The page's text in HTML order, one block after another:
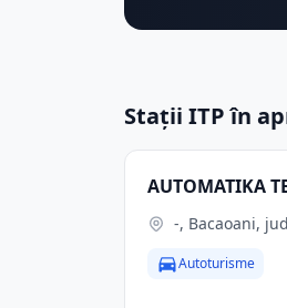
Stații ITP în
AUTOMATIKA
-, Bacaoani,
Autoturisme